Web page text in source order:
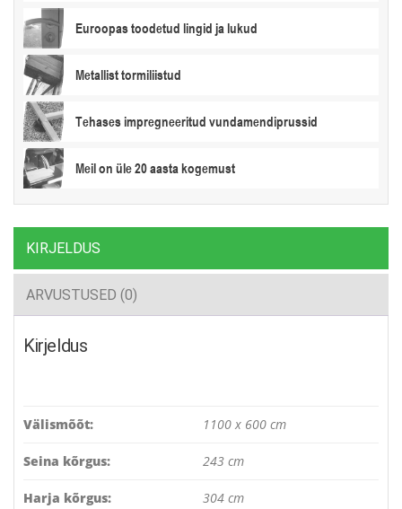
Euroopas toodetud lingid ja lukud
Metallist tormiliistud
Tehases impregneeritud vundamendiprussid
Meil on üle 20 aasta kogemust
KIRJELDUS
ARVUSTUSED (0)
Kirjeldus
Välismõõt: 1100 x 600 cm
Seina kõrgus: 243 cm
Harja kõrgus: 304 cm